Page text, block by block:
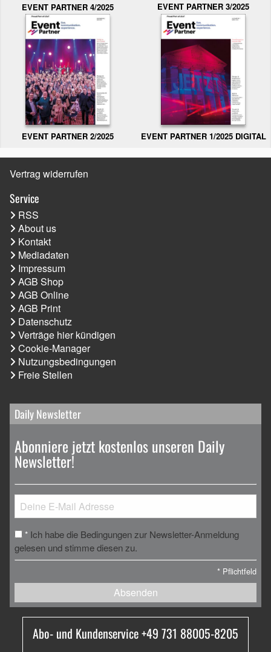
EVENT PARTNER 4/2025 EVENT PARTNER 3/2025
EVENT PARTNER 2/2025 EVENT PARTNER 1/2025 DIGITAL
Vertrag widerrufen
Service
RSS
About us
Kontakt
Mediadaten
Impressum
AGB Shop
AGB Online
AGB Print
Datenschutz
Verträge hier kündigen
Cookie-Manager
Nutzungsbedingungen
Freie Stellen
Daily Newsletter
Abonniere jetzt kostenlos unseren Daily
Newsletter!
* Ich habe die Bedingungen zur Newsletter-Anmeldung
gelesen und stimme diesen zu.
* Pflichtfeld
Absenden
Abo- und Kundenservice +49 731 88005-8205